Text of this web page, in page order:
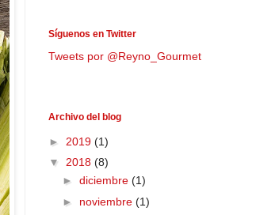
Síguenos en Twitter
Tweets por @Reyno_Gourmet
Archivo del blog
► 2019 (1)
▼ 2018 (8)
► diciembre (1)
► noviembre (1)